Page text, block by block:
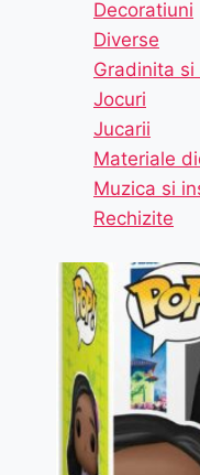
Decoratiuni
Diverse
Gradinita si
Jocuri
Jucarii
Materiale
Muzica si
Rechizite